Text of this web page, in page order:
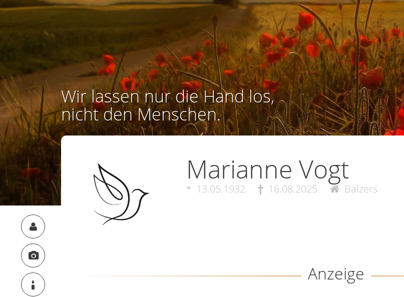
Wir lassen nur die Hand los,
nicht den Menschen.
Marianne Vogt
13.05.1932 16.08.2025 Balzers
Anzeige